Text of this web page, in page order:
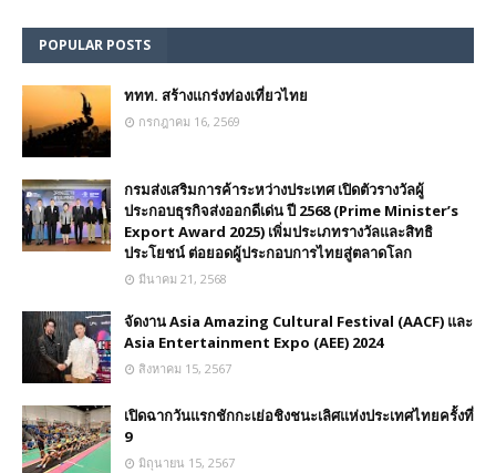
POPULAR POSTS
ททท. สร้างแกร่งท่องเที่ยวไทย
กรกฎาคม 16, 2569
กรมส่งเสริมการค้าระหว่างประเทศ เปิดตัวรางวัลผู้
ประกอบธุรกิจส่งออกดีเด่น ปี 2568 (Prime Minister’s
Export Award 2025) เพิ่มประเภทรางวัลและสิทธิ
ประโยชน์ ต่อยอดผู้ประกอบการไทยสู่ตลาดโลก
มีนาคม 21, 2568
จัดงาน Asia Amazing Cultural Festival (AACF) และ
Asia Entertainment Expo (AEE) 2024
สิงหาคม 15, 2567
เปิดฉากวันแรกชักกะเย่อชิงชนะเลิศแห่งประเทศไทยครั้งที่
9
มิถุนายน 15, 2567